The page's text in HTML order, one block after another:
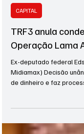
há 13 horas
CAPITAL
TRF3 anula
Midiamax) Decisão